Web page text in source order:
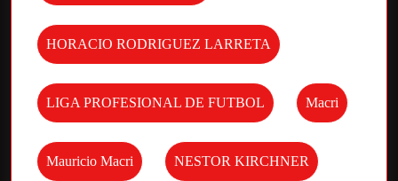
HORACIO RODRIGUEZ LARRETA
LIGA PROFESIONAL DE FUTBOL Macri
Mauricio Macri NESTOR KIRCHNER